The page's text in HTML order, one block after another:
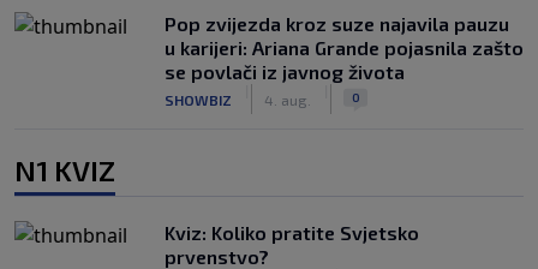
Pop zvijezda kroz suze najavila pauzu
u karijeri: Ariana Grande pojasnila zašto
se povlači iz javnog života
SHOWBIZ 4. aug. 0
N1 KVIZ
Kviz: Koliko pratite Svjetsko
prvenstvo?